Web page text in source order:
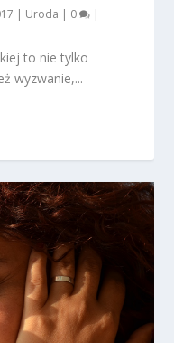
| Uroda | 0 |
to nie tylko
wyzwanie,...